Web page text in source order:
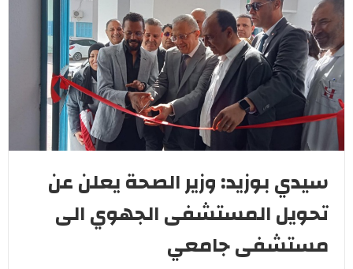
سيدي بوزيد: وزير الصحة يعلن عن
تحويل المستشفى الجهوي الى
مستشفى جامعي